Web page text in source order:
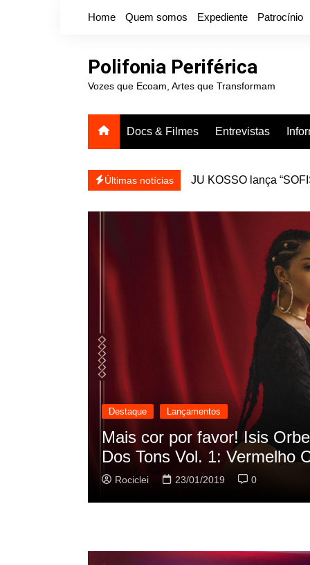
Home Quem somos Expediente Patrocínio
Polifonia Periférica
Vozes que Ecoam, Artes que Transformam
Docs & Filmes Entrevistas
Últimas notícias
JU KOSSO lança
Projota relança a
Destaque Lançamentos
Rashid vai buscar nos HQs
sua nova música
Rociclei 22/01/2019 0